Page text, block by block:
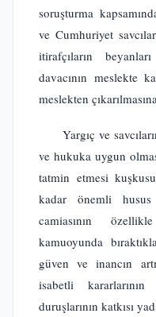
soruşturma
ve Cumhuriyet
itirafçıların
davacının meslekte
meslekten
Yargıç ve
ve hukuka uygun
tatmin etmesi
kadar önemli
camiasının
kamuoyunda
güven ve inancın
isabetli
duruşlarının katkısı